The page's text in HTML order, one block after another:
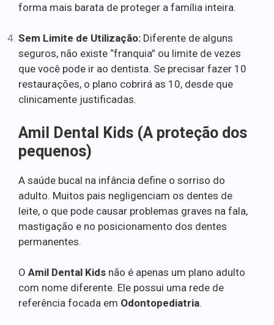
forma mais barata de proteger a família inteira.
Sem Limite de Utilização: Diferente de alguns
seguros, não existe “franquia” ou limite de vezes
que você pode ir ao dentista. Se precisar fazer 10
restaurações, o plano cobrirá as 10, desde que
clinicamente justificadas.
Amil Dental Kids (A proteção dos
pequenos)
A saúde bucal na infância define o sorriso do
adulto. Muitos pais negligenciam os dentes de
leite, o que pode causar problemas graves na fala,
mastigação e no posicionamento dos dentes
permanentes.
O Amil Dental Kids não é apenas um plano adulto
com nome diferente. Ele possui uma rede de
referência focada em Odontopediatria.